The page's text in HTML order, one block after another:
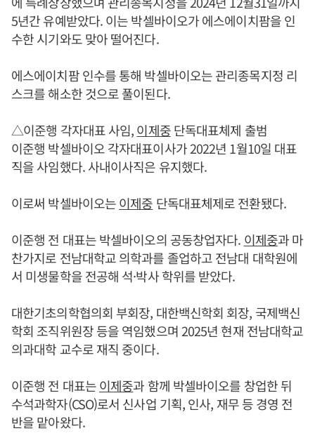
5년간 유예받았다. 이는 박셀바이오가 에스에이치팜을 인
수한 시기와도 맞아 떨어진다.
에스에이치팜 인수를 통해 박셀바이오는 관리종목지정 리
스크를 해소한 것으로 풀이된다.
△이준행 각자대표 사임,이제중단독대표체제 출범
이준행 박셀바이오 각자대표이사가 2022년 1월10일 대표
직을 사임했다. 사내이사직은 유지했다.
이로써 박셀바이오는이제중 단독대표체제로 전환됐다.
이준행 전 대표는 박셀바이오의 공동창업자다. 이제중과 마
찬가지로 전남대학교 의학과를 졸업하고 전남대 대학원에
서 미생물학을 전공해 석·박사 학위를 받았다.
대한기초의학협의회 부회장, 대한백신학회 회장, 국제백신
학회 조직위원장 등을 역임했으며 2025년 현재 전남대학교
의과대학 교수로 재직 중이다.
이준행 전 대표는이제중과 함께 박셀바이오를 창업한 뒤
수석과학자(CSO)로서 신사업 기획, 인사, 재무 등 경영 전
반을 맡아왔다.